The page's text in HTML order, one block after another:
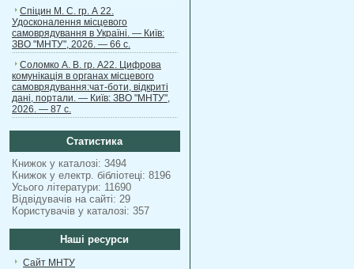
Спіцин М. С. гр. А 22.
Удосконалення місцевого
самоврядування в Україні. — Київ:
ЗВО "МНТУ", 2026. — 66 с.
Соломко А. В. гр. А22. Цифрова
комунікація в органах місцевого
самоврядування:чат-боти, відкриті
дані, портали. — Київ: ЗВО "МНТУ",
2026. — 87 с.
Статистика
Книжок у каталозі: 3494
Книжок у електр. бібліотеці: 8196
Усього літератури: 11690
Відвідувачів на сайті: 29
Користувачів у каталозі: 357
Наші ресурси
Сайт МНТУ